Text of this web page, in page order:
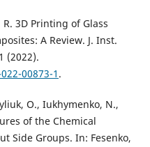
3D Printing of Glass
A Review. J. Inst.
(2022).
00873-1 .
O., Iukhymenko, N.,
of the Chemical
Side Groups. In: Fesenko,